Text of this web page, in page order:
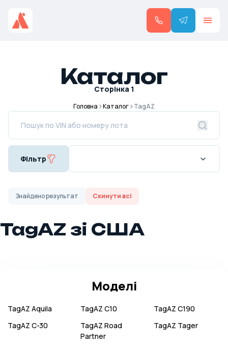
Каталог
Сторінка 1
Головна Каталог TagAZ
Фільтр
Знайденорезультат Скинути всі
TagAZ зі США
Моделі
TagAZ Aquila TagAZ C10 TagAZ C190
TagAZ C-30 TagAZ Road
Partner
TagAZ Tager